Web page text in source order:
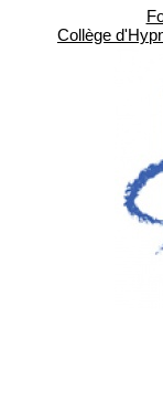
Collège